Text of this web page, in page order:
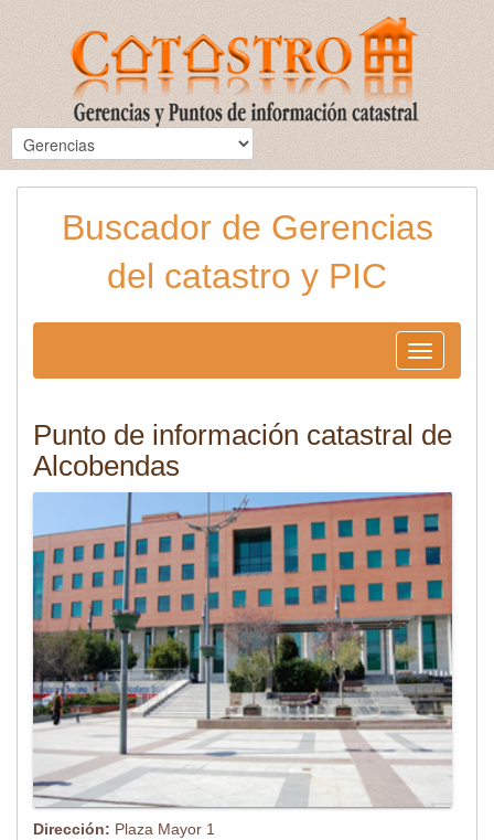
Buscador de Gerencias
del catastro y PIC
Toggle
navigation
Punto de información catastral de
Alcobendas
Dirección: Plaza Mayor 1